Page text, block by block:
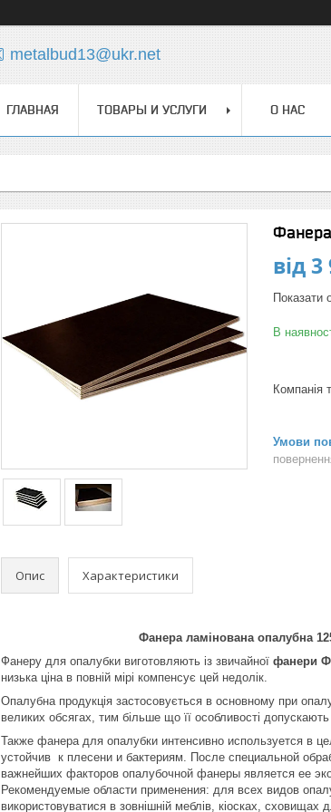
metalbud13@ukr.net
ГЛАВНАЯ ТОВАРЫ И УСЛУГИ О НАС
від3
Показати
В
Компанія
Опис Характеристики
Фанера ламінована опалубна
Фанеру для опалубки виготовляють із звичайної фанери
низька ціна в повній мірі компенсує цей недолік.
Опалубна продукція застосовується в основному при
великих обсягах, тим більше що її особливості
Также фанера для опалубки интенсивно используется в
устойчив к плесени и бактериям. После специальной
важнейших факторов опалубочной фанеры является ее
Рекомендуемые области применения: для всех видов
використовуватися в зовнішній меблів, кіосках, сховищах